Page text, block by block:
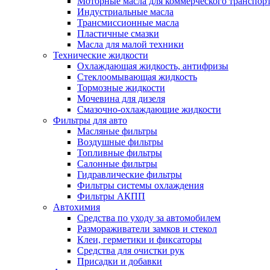
Индустриальные масла
Трансмиссионные масла
Пластичные смазки
Масла для малой техники
Технические жидкости
Охлаждающая жидкость, антифризы
Стеклоомывающая жидкость
Тормозные жидкости
Мочевина для дизеля
Смазочно-охлаждающие жидкости
Фильтры для авто
Масляные фильтры
Воздушные фильтры
Топливные фильтры
Салонные фильтры
Гидравлические фильтры
Фильтры системы охлаждения
Фильтры АКПП
Автохимия
Средства по уходу за автомобилем
Размораживатели замков и стекол
Клеи, герметики и фиксаторы
Средства для очистки рук
Присадки и добавки